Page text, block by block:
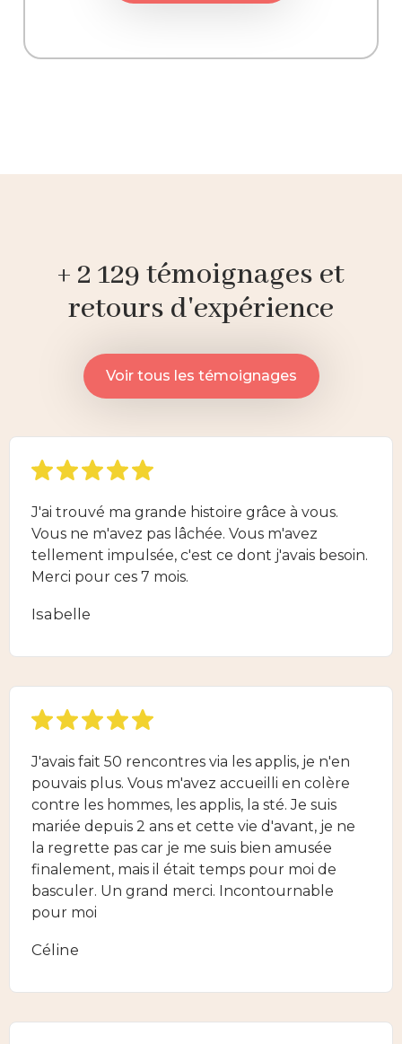
+ 2 129 témoignages et
retours d'expérience
Voir tous les témoignages
J'ai trouvé ma grande histoire grâce à vous.
Vous ne m'avez pas lâchée. Vous m'avez
tellement impulsée, c'est ce dont j'avais besoin.
Merci pour ces 7 mois.
Isabelle
J'avais fait 50 rencontres via les applis, je n'en
pouvais plus. Vous m'avez accueilli en colère
contre les hommes, les applis, la sté. Je suis
mariée depuis 2 ans et cette vie d'avant, je ne
la regrette pas car je me suis bien amusée
finalement, mais il était temps pour moi de
basculer. Un grand merci. Incontournable
pour moi
Céline